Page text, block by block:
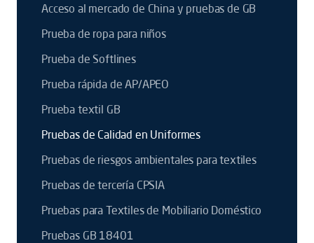
Acceso al mercado de China y pruebas de GB
Prueba de ropa para niños
Prueba de Softlines
Prueba rápida de AP/APEO
Prueba textil GB
Pruebas de Calidad en Uniformes
Pruebas de riesgos ambientales para textiles
Pruebas de tercería CPSIA
Pruebas para Textiles de Mobiliario Doméstico
Pruebas GB 18401